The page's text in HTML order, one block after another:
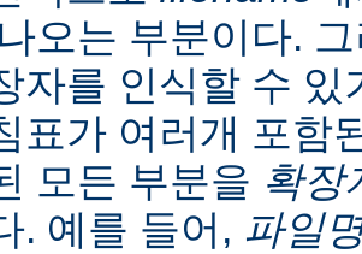
오는 부분이다.
자를 인식할 수
표가 여러개 포함
모든 부분을 확장
. 예를 들어, 파일